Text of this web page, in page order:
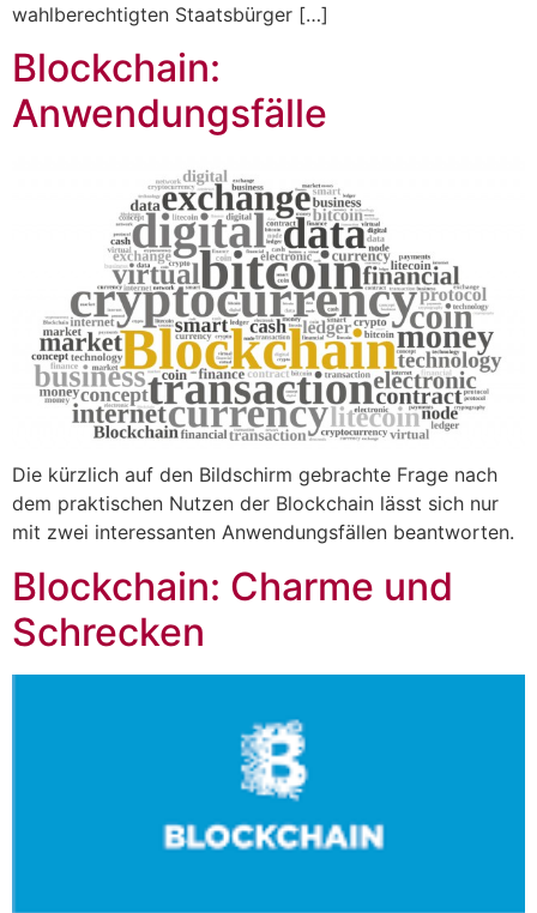
wahlberechtigten Staatsbürger […]
Blockchain:
Anwendungsfälle
Die kürzlich auf den Bildschirm gebrachte Frage nach
dem praktischen Nutzen der Blockchain lässt sich nur
mit zwei interessanten Anwendungsfällen beantworten.
Blockchain: Charme und
Schrecken